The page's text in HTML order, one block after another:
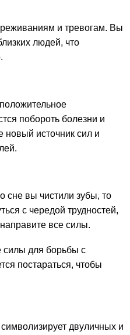
и тревогам. Вы
людей, что
побороть болезни и
новый источник сил и
сне вы чистили зубы, то
с чередой трудностей,
все силы.
силы для борьбы с
постараться, чтобы
двуличных и